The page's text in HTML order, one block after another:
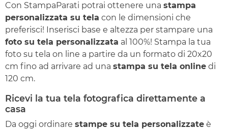
Con StampaParati potrai ottenere una stampa
personalizzata su tela con le dimensioni che
preferisci! Inserisci base e altezza per stampare una
foto su tela personalizzata al 100%! Stampa la tua
foto su tela on line a partire da un formato di 20x20
cm fino ad arrivare ad una stampa su tela online di
120 cm.
Ricevi la tua tela fotografica direttamente a
casa
Da oggi ordinare stampe su tela personalizzate è